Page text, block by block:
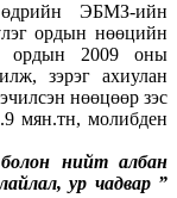
ЭБМЗ-ийн
ордын нөөцийн
ордын 2009 оны
зэрэг ахиулан
нөөцөөр зэс
мян.тн, молибден
нийт албан
ур чадвар ”